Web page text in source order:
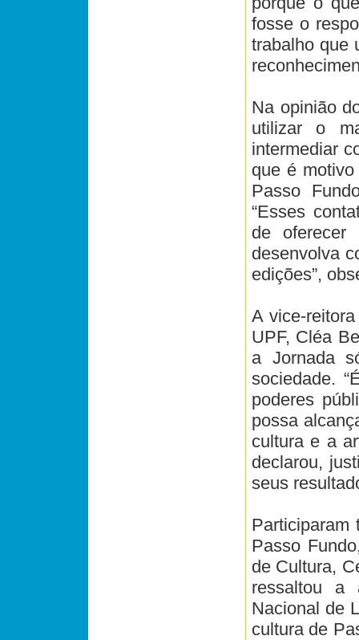
fosse o
trabalho que
Na opinião
utilizar o
intermediar
que é
Passo
“Esses
de
desenvolva
edições”,
A vice-
UPF, Cléa
a Jornada
sociedade.
poderes
possa
cultura e a
declarou,
seus
Participaram
Passo
de Cultura,
ressaltou a
Nacional de
cultura de